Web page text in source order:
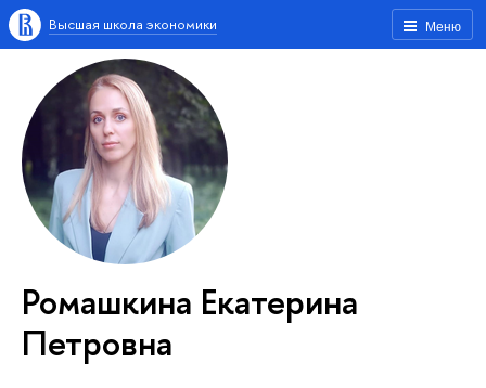
Меню
Высшая школа экономики
Ромашкина Екатерина
Петровна